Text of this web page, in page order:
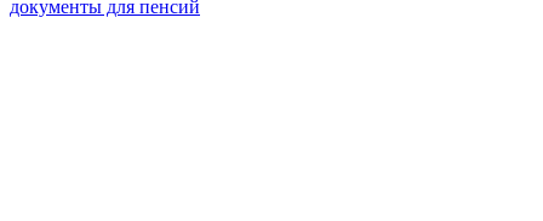
документы для пенсий